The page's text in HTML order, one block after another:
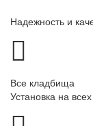
Надежность и
Все кладбища
Установка на